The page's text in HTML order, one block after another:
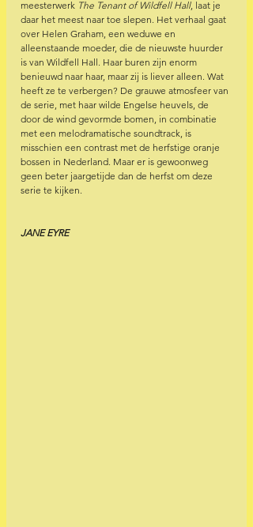
meesterwerk The Tenant of Wildfell Hall, laat je
daar het meest naar toe slepen. Het verhaal gaat
over Helen Graham, een weduwe en
alleenstaande moeder, die de nieuwste huurder
is van Wildfell Hall. Haar buren zijn enorm
benieuwd naar haar, maar zij is liever alleen. Wat
heeft ze te verbergen? De grauwe atmosfeer van
de serie, met haar wilde Engelse heuvels, de
door de wind gevormde bomen, in combinatie
met een melodramatische soundtrack, is
misschien een contrast met de herfstige oranje
bossen in Nederland. Maar er is gewoonweg
geen beter jaargetijde dan de herfst om deze
serie te kijken.
JANE EYRE